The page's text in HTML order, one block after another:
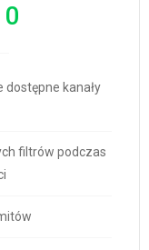
0
kanały
filtrów podczas